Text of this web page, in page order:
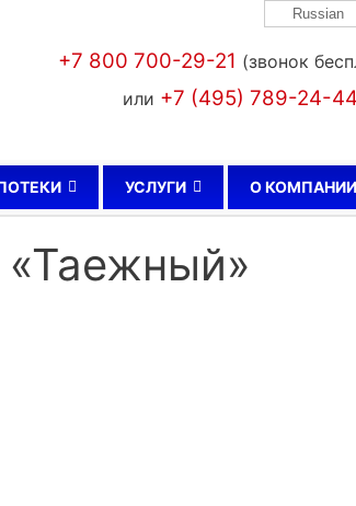
+7 800 700-29-21 (звонок
или +7 (495) 789-24-44
УСЛУГИ О КОМПАНИИ
Russian